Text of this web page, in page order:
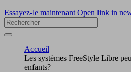
Essayez-le maintenant Open link in
Accueil
Les systèmes FreeStyle Libre
enfants?